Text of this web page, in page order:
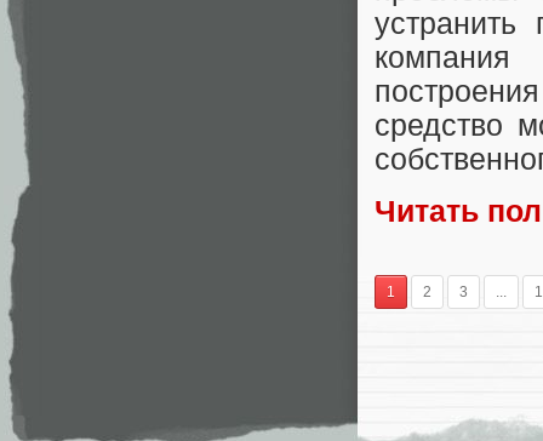
средство
Читать
1 2 3 ...